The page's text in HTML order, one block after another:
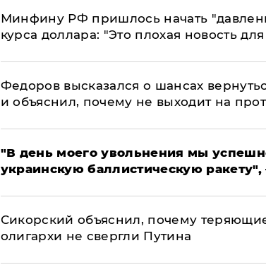
Минфину РФ пришлось начать
курса доллара: "Это плохая новость
Федоров высказался о шансах
и объяснил, почему не выходит на
​"В день моего увольнения мы
украинскую баллистическую
Сикорский объяснил, почему
олигархи не свергли Путина